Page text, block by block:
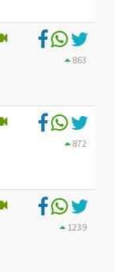
863
872
1239